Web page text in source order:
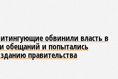
прошедшие 8 июля,
инфраструктуре, в
стихии без связи с
53 сёл. К 12 июля эта
в профильном
улучшение обстановки.